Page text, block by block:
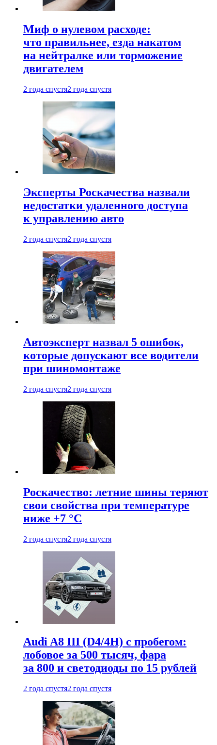
Миф о нулевом расходе:
что правильнее, езда накатом
на нейтралке или торможение
двигателем
2 года спустя2 года спустя
Эксперты Роскачества назвали
недостатки удаленного доступа
к управлению авто
2 года спустя2 года спустя
Автоэксперт назвал 5 ошибок,
которые допускают все водители
при шиномонтаже
2 года спустя2 года спустя
Роскачество: летние шины теряют
свои свойства при температуре
ниже +7 °C
2 года спустя2 года спустя
Audi A8 III (D4/4H) c пробегом:
лобовое за 500 тысяч, фара
за 800 и светодиоды по 15 рублей
2 года спустя2 года спустя